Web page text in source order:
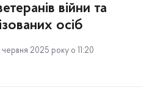
війни та
осіб
2025 року о 11:20